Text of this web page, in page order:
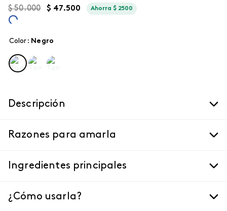
$ 50.000 $ 47.500 Ahorra$ 2500
Color : negro
Descripción
Razones para amarla
Ingredientes principales
¿Cómo usarla?